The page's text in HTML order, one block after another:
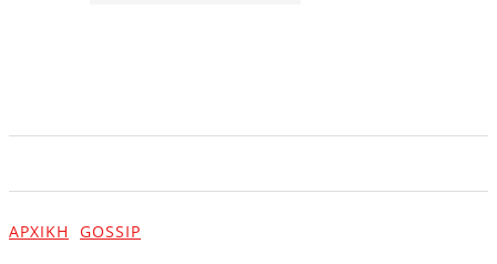
ΑΡΧΙΚΉ GOSSIP